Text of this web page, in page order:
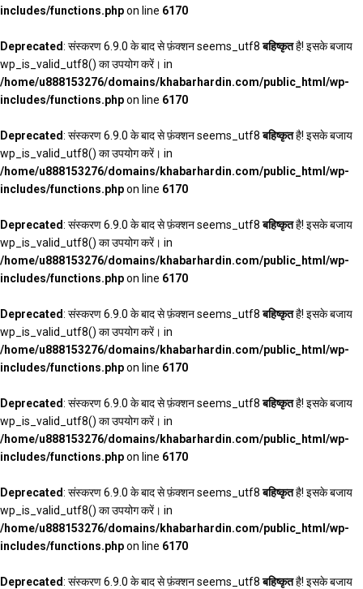
includes/functions.phpon line 6170
Deprecated: संस्करण 6.9.0 के बाद से फ़ंक्शन seems_utf8बहिष्कृतहै! इसके बजाय
wp_is_valid_utf8() का उपयोग करें। in
/home/u888153276/domains/khabarhardin.com/public_html/wp-
includes/functions.phpon line 6170
Deprecated: संस्करण 6.9.0 के बाद से फ़ंक्शन seems_utf8बहिष्कृतहै! इसके बजाय
wp_is_valid_utf8() का उपयोग करें। in
/home/u888153276/domains/khabarhardin.com/public_html/wp-
includes/functions.phpon line 6170
Deprecated: संस्करण 6.9.0 के बाद से फ़ंक्शन seems_utf8बहिष्कृतहै! इसके बजाय
wp_is_valid_utf8() का उपयोग करें। in
/home/u888153276/domains/khabarhardin.com/public_html/wp-
includes/functions.phpon line 6170
Deprecated: संस्करण 6.9.0 के बाद से फ़ंक्शन seems_utf8बहिष्कृतहै! इसके बजाय
wp_is_valid_utf8() का उपयोग करें। in
/home/u888153276/domains/khabarhardin.com/public_html/wp-
includes/functions.phpon line 6170
Deprecated: संस्करण 6.9.0 के बाद से फ़ंक्शन seems_utf8बहिष्कृतहै! इसके बजाय
wp_is_valid_utf8() का उपयोग करें। in
/home/u888153276/domains/khabarhardin.com/public_html/wp-
includes/functions.phpon line 6170
Deprecated: संस्करण 6.9.0 के बाद से फ़ंक्शन seems_utf8बहिष्कृतहै! इसके बजाय
wp_is_valid_utf8() का उपयोग करें। in
/home/u888153276/domains/khabarhardin.com/public_html/wp-
includes/functions.phpon line 6170
Deprecated: संस्करण 6.9.0 के बाद से फ़ंक्शन seems_utf8बहिष्कृतहै! इसके बजाय